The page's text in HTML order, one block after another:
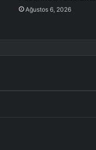
Ağustos 6, 2026